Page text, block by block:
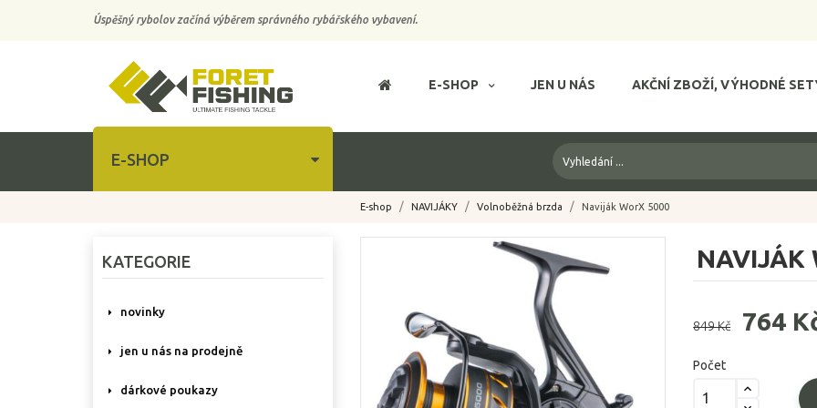
Úspěšný rybolov začíná výběrem správného rybářského vybavení.
E-SHOP JEN U NÁS AKČNÍ ZBOŽÍ, VÝHODNÉ
E-SHOP
E-shop NAVIJÁKY Volnoběžná brzda Naviják WorX 5000
KATEGORIE
novinky
jen u nás na prodejně
dárkové poukazy
NAVIJÁK
849 Kč 764
Počet